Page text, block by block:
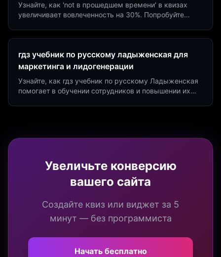
Узнайте, как 'not в прошедшем времени' в квизах
увеличивает вовлеченность на 30%. Попробуйте
гдз учебник по русскому ладыженская для
маркетинга и лидогенерации
Узнайте, как гдз учебник по русскому Ладыженская
помогает в обучении сотрудников и повышении их
Увеличьте конверсию
вашего сайта
Создайте квиз или виджет за 5
минут — без программиста
Начать бесплатно